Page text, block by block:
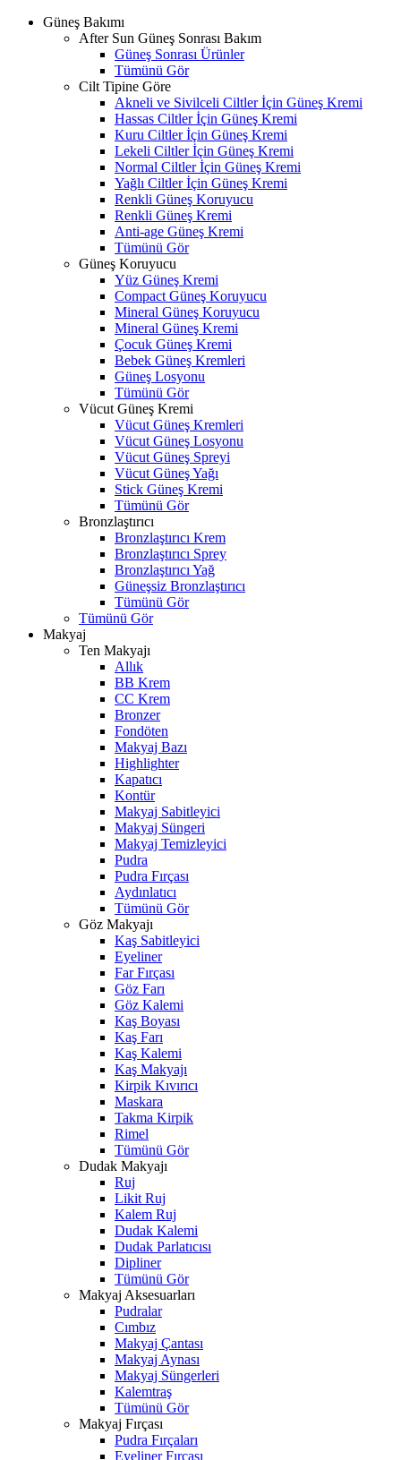
Güneş Bakımı
After Sun Güneş Sonrası Bakım
Güneş Sonrası Ürünler
Tümünü Gör
Cilt Tipine Göre
Akneli ve Sivilceli Ciltler İçin Güneş Kremi
Hassas Ciltler İçin Güneş Kremi
Kuru Ciltler İçin Güneş Kremi
Lekeli Ciltler İçin Güneş Kremi
Normal Ciltler İçin Güneş Kremi
Yağlı Ciltler İçin Güneş Kremi
Renkli Güneş Koruyucu
Renkli Güneş Kremi
Anti-age Güneş Kremi
Tümünü Gör
Güneş Koruyucu
Yüz Güneş Kremi
Compact Güneş Koruyucu
Mineral Güneş Koruyucu
Mineral Güneş Kremi
Çocuk Güneş Kremi
Bebek Güneş Kremleri
Güneş Losyonu
Tümünü Gör
Vücut Güneş Kremi
Vücut Güneş Kremleri
Vücut Güneş Losyonu
Vücut Güneş Spreyi
Vücut Güneş Yağı
Stick Güneş Kremi
Tümünü Gör
Bronzlaştırıcı
Bronzlaştırıcı Krem
Bronzlaştırıcı Sprey
Bronzlaştırıcı Yağ
Güneşsiz Bronzlaştırıcı
Tümünü Gör
Tümünü Gör
Makyaj
Ten Makyajı
Allık
BB Krem
CC Krem
Bronzer
Fondöten
Makyaj Bazı
Highlighter
Kapatıcı
Kontür
Makyaj Sabitleyici
Makyaj Süngeri
Makyaj Temizleyici
Pudra
Pudra Fırçası
Aydınlatıcı
Tümünü Gör
Göz Makyajı
Kaş Sabitleyici
Eyeliner
Far Fırçası
Göz Farı
Göz Kalemi
Kaş Boyası
Kaş Farı
Kaş Kalemi
Kaş Makyajı
Kirpik Kıvırıcı
Maskara
Takma Kirpik
Rimel
Tümünü Gör
Dudak Makyajı
Ruj
Likit Ruj
Kalem Ruj
Dudak Kalemi
Dudak Parlatıcısı
Dipliner
Tümünü Gör
Makyaj Aksesuarları
Pudralar
Cımbız
Makyaj Çantası
Makyaj Aynası
Makyaj Süngerleri
Kalemtraş
Tümünü Gör
Makyaj Fırçası
Pudra Fırçaları
Eyeliner Fırçası